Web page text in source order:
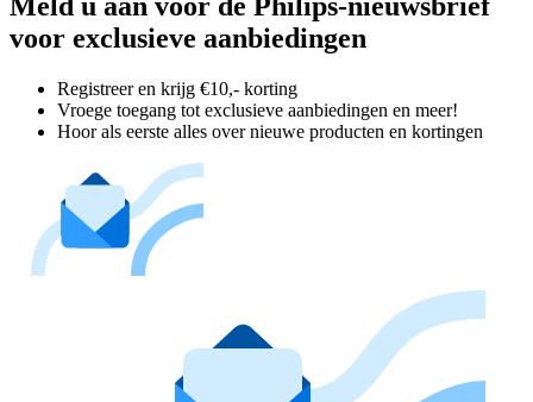
voor exclusieve aanbiedingen
Registreer en krijg €10,- korting
Vroege toegang tot exclusieve aanbiedingen en meer!
Hoor als eerste alles over nieuwe producten en kortingen